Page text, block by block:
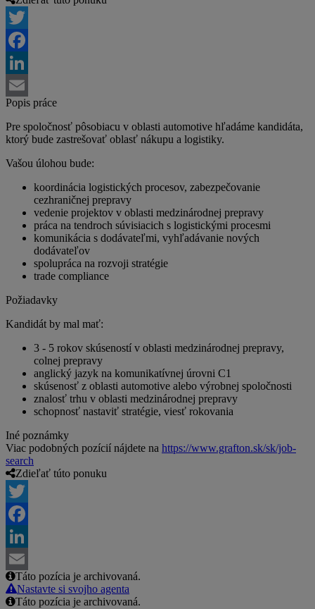
Twitter
Facebook
LinkedIn
Email
Popis práce
Pre spoločnosť pôsobiacu v oblasti automotive hľadáme kandidáta,
ktorý bude zastrešovať oblasť nákupu a logistiky.
Vašou úlohou bude:
koordinácia logistických procesov, zabezpečovanie
cezhraničnej prepravy
vedenie projektov v oblasti medzinárodnej prepravy
práca na tendroch súvisiacich s logistickými procesmi
komunikácia s dodávateľmi, vyhľadávanie nových
dodávateľov
spolupráca na rozvoji stratégie
trade compliance
Požiadavky
Kandidát by mal mať:
3 - 5 rokov skúseností v oblasti medzinárodnej prepravy,
colnej prepravy
anglický jazyk na komunikatívnej úrovni C1
skúsenosť z oblasti automotive alebo výrobnej spoločnosti
znalosť trhu v oblasti medzinárodnej prepravy
schopnosť nastaviť stratégie, viesť rokovania
Iné poznámky
Viac podobných pozícií nájdete na https://www.grafton.sk/sk/job-
search
Zdieľať túto ponuku
Twitter
Facebook
LinkedIn
Email
Táto pozícia je archivovaná.
Nastavte si svojho agenta
Táto pozícia je archivovaná.